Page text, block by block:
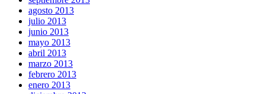
agosto 2013
julio 2013
junio 2013
mayo 2013
abril 2013
marzo 2013
febrero 2013
enero 2013